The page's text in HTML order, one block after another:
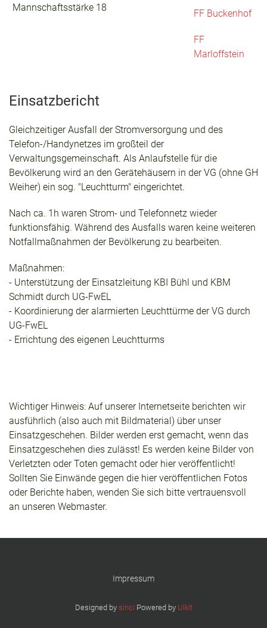
Mannschaftsstärke 18
FF Buckenhof
FF
Marloffstein
Einsatzbericht
Gleichzeitiger Ausfall der Stromversorgung und des
Telefon-/Handynetzes im großteil der
Verwaltungsgemeinschaft. Als Anlaufstelle für die
Bevölkerung wird an den Gerätehäusern in der VG (ohne GH
Weiher) ein sog. "Leuchtturm" eingerichtet.
Nach ca. 1h waren Strom- und Telefonnetz wieder
funktionsfähig. Während des Ausfalls waren keine weiteren
Notfallmaßnahmen der Bevölkerung zu bearbeiten.
Maßnahmen:
- Unterstützung der Einsatzleitung KBI Bühl und KBM
Schmidt durch UG-FwEL
- Koordinierung der alarmierten Leuchttürme der VG durch
UG-FwEL
- Errichtung des eigenen Leuchtturms
Wichtiger Hinweis: Auf unserer Internetseite berichten wir
ausführlich (also auch mit Bildmaterial) über unser
Einsatzgeschehen. Bilder werden erst gemacht, wenn das
Einsatzgeschehen dies zulässt! Es werden keine Bilder von
Verletzten oder Toten gemacht oder hier veröffentlicht!
Sollten Sie Einwände gegen die hier veröffentlichen Fotos
oder Berichte haben, wenden Sie sich bitte vertrauensvoll
an unseren Webmaster.
Impressum
Designed by sinci Powered by Ulkit